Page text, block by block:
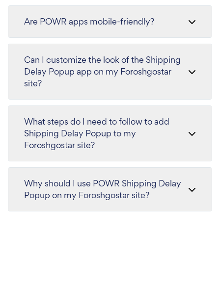
Are POWR apps mobile-friendly?
Can I customize the look of the Shipping
Delay Popup app on my Foroshgostar
site?
What steps do I need to follow to add
Shipping Delay Popup to my
Foroshgostar site?
Why should I use POWR Shipping Delay
Popup on my Foroshgostar site?